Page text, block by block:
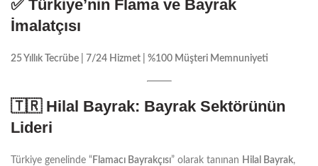
✅ Türkiye’nin Flama ve Bayrak
İmalatçısı
25 Yıllık Tecrübe | 7/24 Hizmet | %100 Müşteri Memnuniyeti
🇹🇷 Hilal Bayrak: Bayrak Sektörünün
Lideri
Türkiye genelinde “ Flamacı Bayrakçısı” olarak tanınan Hilal Bayrak,